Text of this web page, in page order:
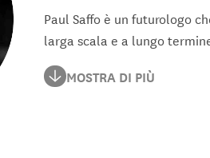
Paul Saffo è un futurologo
larga scala e a lungo
Insegna futurologia presso
responsabili politici.
MOSTRA DI PIÙ